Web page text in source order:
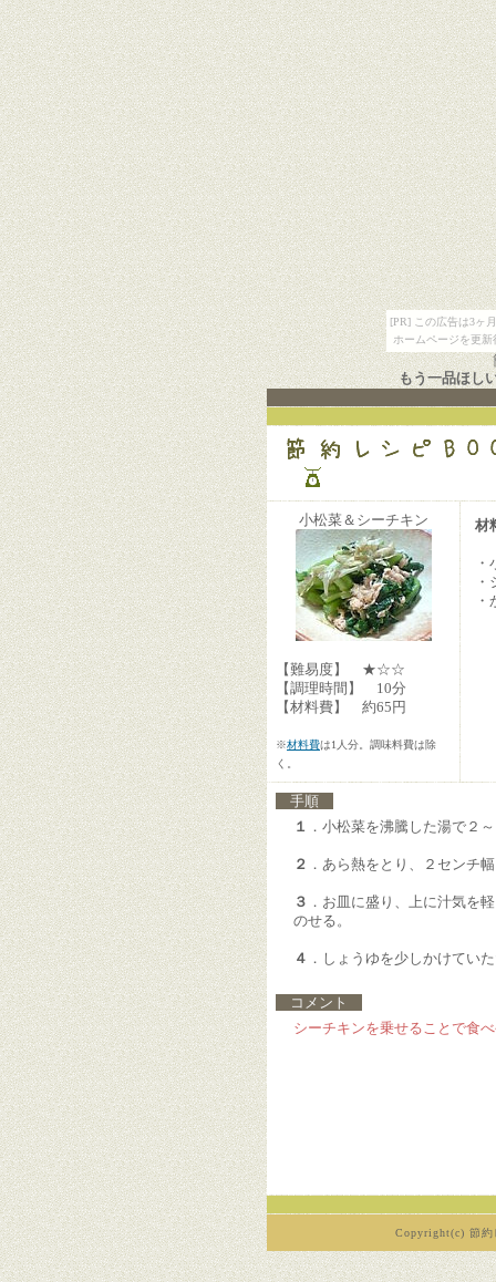
[PR] この広告は3ヶ
ホームページを更
もう一品ほし
小松菜＆シーチキン
【難易度】 ★☆☆
【調理時間】 10分
【材料費】 約65円
※材料費は1人分。調味料費は除
く。
材
手順
１ ．小松菜を沸騰した湯で２
２ ．あら熱をとり、２センチ
３ ．お皿に盛り、上に汁気を
のせる。
４ ．しょうゆを少しかけてい
コメント
シーチキンを乗せることで食
Copyright(c) 節